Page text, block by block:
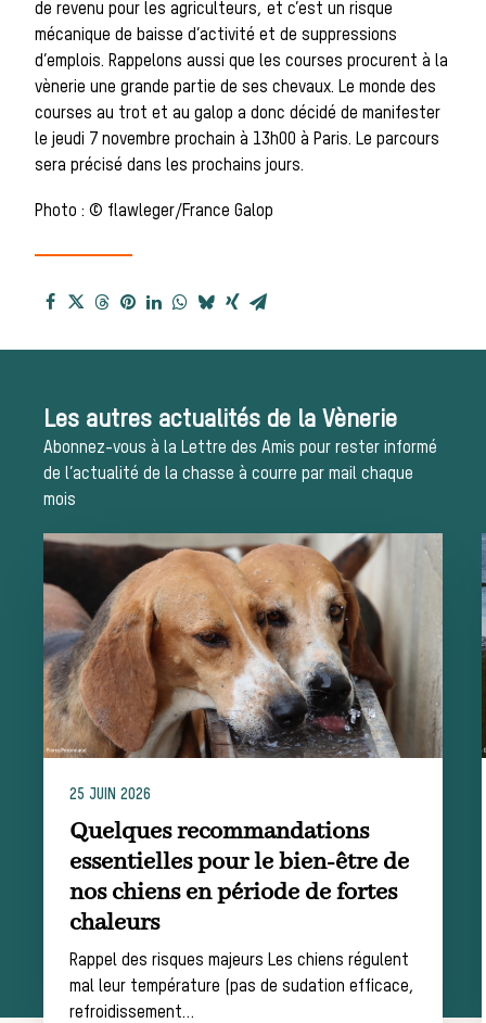
Les veneurs
La vènerie contemporaine
Chasser les idées
reçues
Bien-être animal
Histoire de la
chasse à courre
Patrimoine
Équipages
La trompe de
chasse
Les missions de la Société de Vènerie
Assister à une chasse à courre
Déroulement d’une
journée de chasse
de revenu pour les agriculteurs, et c’est un risque
mécanique de baisse d’activité et de suppressions
d’emplois. Rappelons aussi que les courses procurent à la
vènerie une grande partie de ses chevaux. Le monde des
courses au trot et au galop a donc décidé de manifester
le jeudi 7 novembre prochain à 13h00 à Paris. Le parcours
sera précisé dans les prochains jours.
Photo : © flawleger/France Galop
Les autres actualités de la Vènerie
Abonnez-vous à la Lettre des Amis pour rester informé
de l’actualité de la chasse à courre par mail chaque
mois
25 JUIN 2026
Quelques recommandations
essentielles pour le bien-être de
nos chiens en période de fortes
chaleurs
Rappel des risques majeurs Les chiens régulent
mal leur température (pas de sudation efficace,
refroidissement…